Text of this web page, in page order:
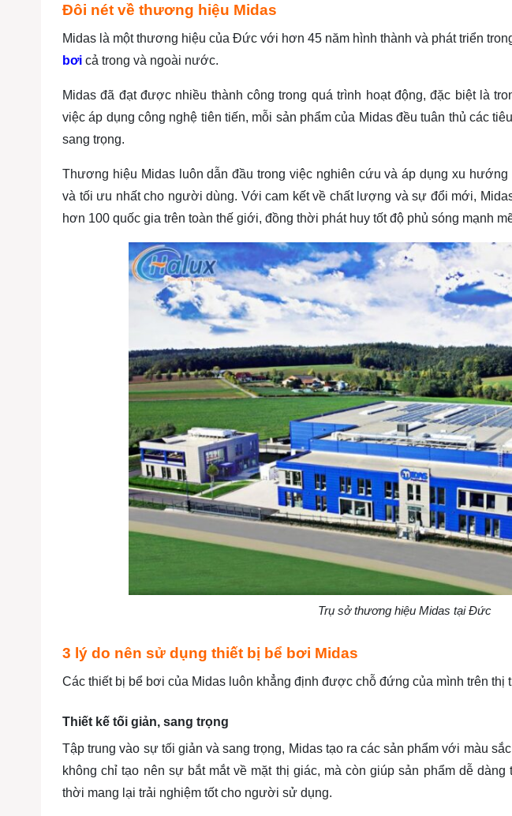
Đôi nét về thương hiệu Midas
Midas là một thương hiệu của Đức với hơn 45 năm hình thành và phát triển
bơi cả trong và ngoài nước.
Midas đã đạt được nhiều thành công trong quá trình hoạt động, đặc biệt là
việc áp dụng công nghệ tiên tiến, mỗi sản phẩm của Midas đều tuân thủ các
sang trọng.
Thương hiệu Midas luôn dẫn đầu trong việc nghiên cứu và áp dụng xu
và tối ưu nhất cho người dùng. Với cam kết về chất lượng và sự đổi mới,
hơn 100 quốc gia trên toàn thế giới, đồng thời phát huy tốt độ phủ sóng mạnh
Trụ sở thương hiệu Midas tại Đức
3 lý do nên sử dụng thiết bị bể bơi Midas
Các thiết bị bể bơi của Midas luôn khẳng định được chỗ đứng của mình trên thị
Thiết kế tối giản, sang trọng
Tập trung vào sự tối giản và sang trọng, Midas tạo ra các sản phẩm với màu
không chỉ tạo nên sự bắt mắt về mặt thị giác, mà còn giúp sản phẩm dễ
thời mang lại trải nghiệm tốt cho người sử dụng.